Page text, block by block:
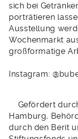
sich bei
porträtieren
Ausstellung
Wochenmarkt
großformatige
Instagram:
Gefördert
Hamburg,
durch den Berit